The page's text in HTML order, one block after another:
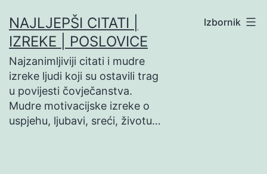
na
sadržaj
NAJLJEPŠI CITATI |
IZREKE | POSLOVICE
Najzanimljiviji citati i mudre
izreke ljudi koji su ostavili trag
u povijesti čovječanstva.
Mudre motivacijske izreke o
uspjehu, ljubavi, sreći, životu…
Izbornik